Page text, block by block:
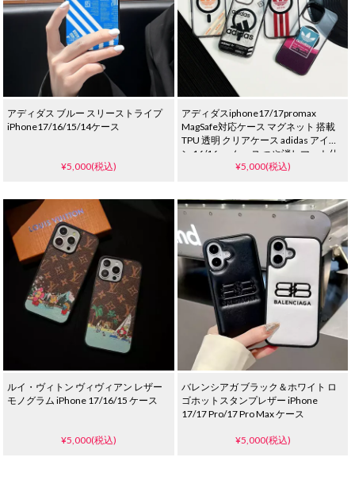
アディダス ブルー スリーストライプ
iPhone17/16/15/14ケース
¥5,000(税込)
アディダスiphone17/17promax
MagSafe対応ケース マグネット 搭載
TPU 透明 クリアケース adidas アイホ
ン 16/16proケース つや消しマット仕
上げ スポーツ風 iphone15/14ケース
¥5,000(税込)
ルイ・ヴィトン ヴィヴィアン レザー
モノグラム iPhone 17/16/15 ケース
¥5,000(税込)
バレンシアガ ブラック＆ホワイト ロ
ゴホットスタンプレザー iPhone
17/17 Pro/17 Pro Max ケース
¥5,000(税込)